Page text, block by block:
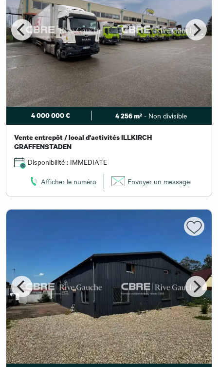
4 000 000 € 4 256 m²- Non divisible
Vente entrepôt / local d'activités ILLKIRCH
GRAFFENSTADEN
Disponibilité : IMMEDIATE
Afficher le numéro Envoyer un message